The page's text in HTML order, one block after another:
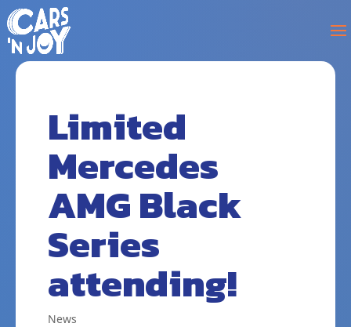
Limited
Mercedes
AMG Black
Series
attending!
News